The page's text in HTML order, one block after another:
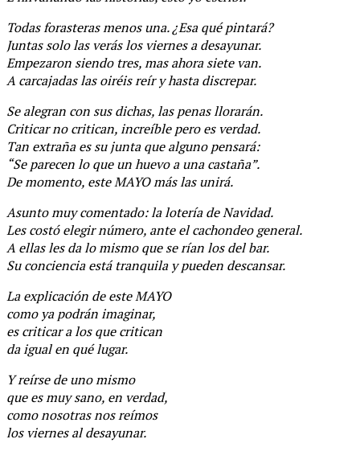
Todas forasteras menos una. ¿Esa qué pintará?
Juntas solo las verás los viernes a desayunar.
Empezaron siendo tres, mas ahora siete van.
A carcajadas las oiréis reír y hasta discrepar.
Se alegran con sus dichas, las penas llorarán.
Criticar no critican, increíble pero es verdad.
Tan extraña es su junta que alguno pensará:
“Se parecen lo que un huevo a una castaña”.
De momento, este MAYO más las unirá.
Asunto muy comentado: la lotería de Navidad.
Les costó elegir número, ante el cachondeo general.
A ellas les da lo mismo que se rían los del bar.
Su conciencia está tranquila y pueden descansar.
La explicación de este MAYO
como ya podrán imaginar,
es criticar a los que critican
da igual en qué lugar.
Y reírse de uno mismo
que es muy sano, en verdad,
como nosotras nos reímos
los viernes al desayunar.